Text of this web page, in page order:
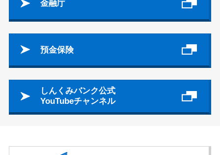
金融庁
預金保険
しんくみバンク公式
YouTubeチャンネル